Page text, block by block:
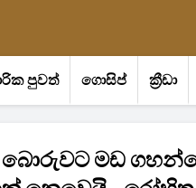
පුවත් ගොසිප් ක්‍රීඩා
බොරුවට මඩ